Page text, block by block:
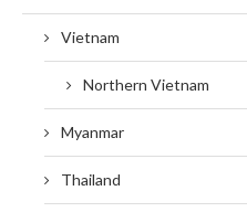
Vietnam
Northern Vietnam
Myanmar
Thailand